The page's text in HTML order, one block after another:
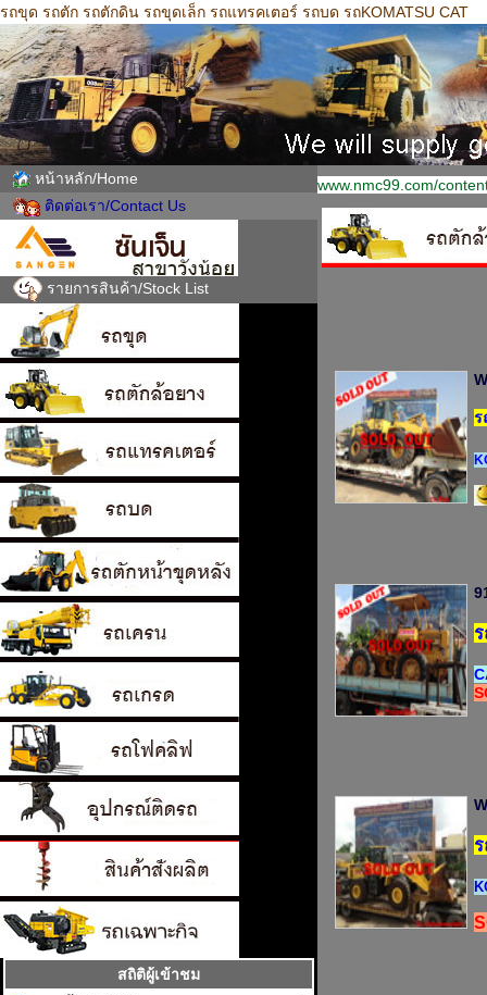
รถขุด รถตัก รถตักดิน รถขุดเล็ก รถแทรคเตอร์ รถบด รถKOMATSU CAT
หน้าหลัก/Home
ติดต่อเรา/Contact Us
รายการสินค้า/Stock List
สถิติผู้เข้าชม
www.nmc99.com/
ร